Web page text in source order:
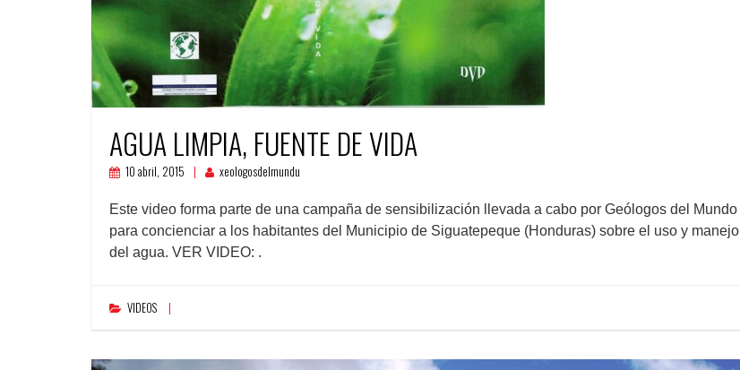
AGUA LIMPIA, FUENTE DE VIDA
10 abril, 2015 xeologosdelmundu
Este video forma parte de una campaña de sensibilización llevada a cabo por Geólogos del Mundo
para concienciar a los habitantes del Municipio de Siguatepeque (Honduras) sobre el uso y manejo
del agua. VER VIDEO: .
VIDEOS